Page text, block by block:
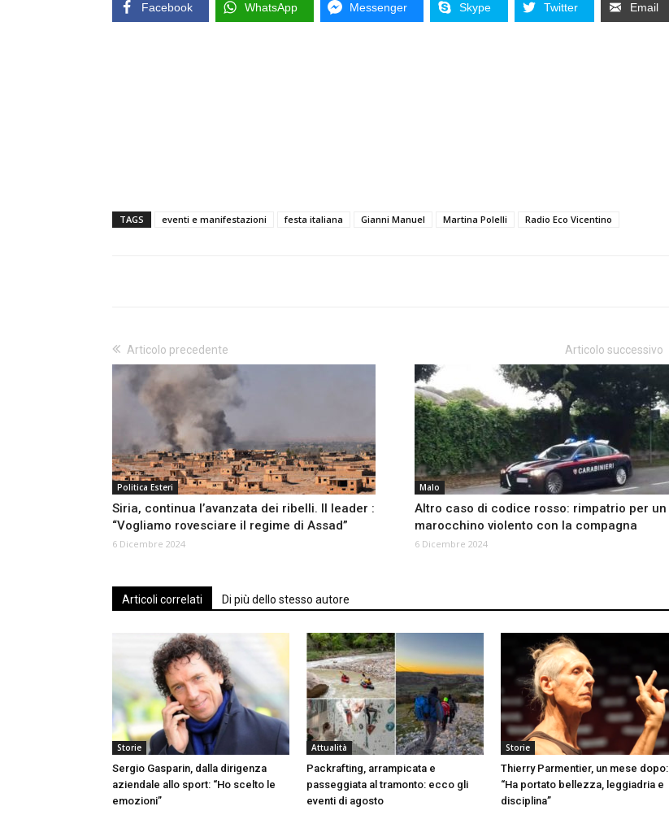
Facebook WhatsApp Messenger Skype Twitter Email
TAGS eventi e manifestazioni festa italiana Gianni Manuel Martina Polelli Radio Eco Vicentino
Articolo precedente
Politica Esteri
Siria, continua l’avanzata dei ribelli. Il leader :
“Vogliamo rovesciare il regime di Assad”
6 Dicembre 2024
Articolo successivo
Malo
Altro caso di codice rosso: rimpatrio per un
marocchino violento con la compagna
6 Dicembre 2024
Articoli correlati Di più dello stesso autore
Storie
Sergio Gasparin, dalla dirigenza
aziendale allo sport: “Ho scelto le
emozioni”
Attualità
Packrafting, arrampicata e
passeggiata al tramonto: ecco gli
eventi di agosto
Storie
Thierry Parmentier, un mese dopo:
“Ha portato bellezza, leggiadria e
disciplina”